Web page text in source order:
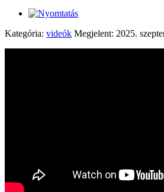
Kategória: videók Megjelent: 2025.